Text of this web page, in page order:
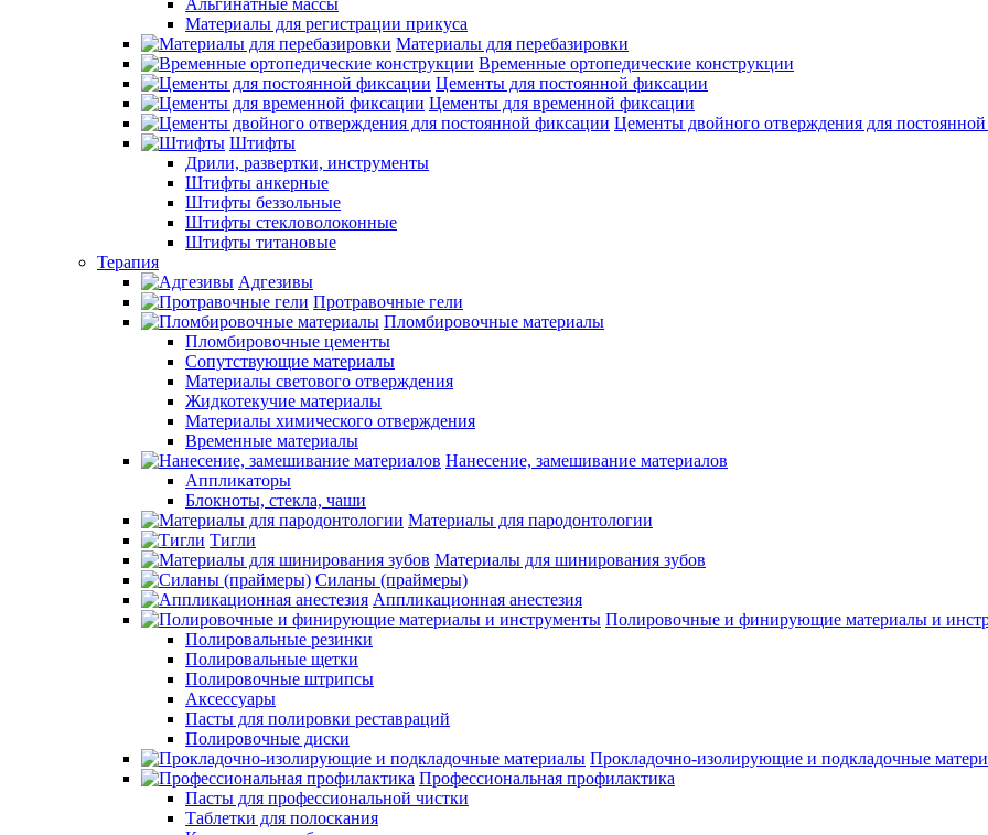
Альгинатные массы
Материалы для регистрации прикуса
Материалы для перебазировки
Временные ортопедические конструкции
Цементы для постоянной фиксации
Цементы для временной фиксации
Цементы двойного отверждения для
Штифты
Дрили, развертки, инструменты
Штифты анкерные
Штифты беззольные
Штифты стекловолоконные
Штифты титановые
Терапия
Адгезивы
Протравочные гели
Пломбировочные материалы
Пломбировочные цементы
Сопутствующие материалы
Материалы светового отверждения
Жидкотекучие материалы
Материалы химического отверждения
Временные материалы
Нанесение, замешивание материалов
Аппликаторы
Блокноты, стекла, чаши
Материалы для пародонтологии
Тигли
Материалы для шинирования зубов
Силаны (праймеры)
Аппликационная анестезия
Полировочные и финирующие материалы и
Полировальные резинки
Полировальные щетки
Полировочные штрипсы
Аксессуары
Пасты для полировки реставраций
Полировочные диски
Прокладочно-изолирующие и подкладочные
Профессиональная профилактика
Пасты для профессиональной чистки
Таблетки для полоскания